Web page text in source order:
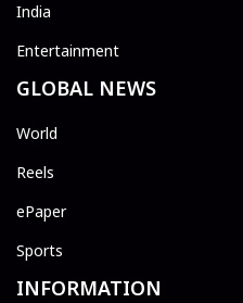
India
Entertainment
GLOBAL NEWS
World
Reels
ePaper
Sports
INFORMATION